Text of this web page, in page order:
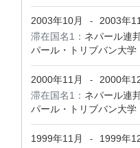
2003年10月 -
2003年
滞在国名1： ネパール連
パール・トリブバン大学
2000年11月 -
2000年
滞在国名1： ネパール連
パール・トリブバン大学
1999年11月 -
1999年